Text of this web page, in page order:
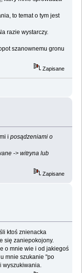
to temat o tym jest
razie wystarczy.
szanownemu gronu
Zapisane
iposądzeniami o
-> witryna lub
Zapisane
ktoś znienacka
się zaniepokojony.
o mnie wie i od jakiegoś
mnie szukanie "po
wyszukiwania.